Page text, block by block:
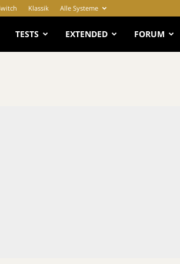
Klassik Alle Systeme
TESTS EXTENDED FORUM